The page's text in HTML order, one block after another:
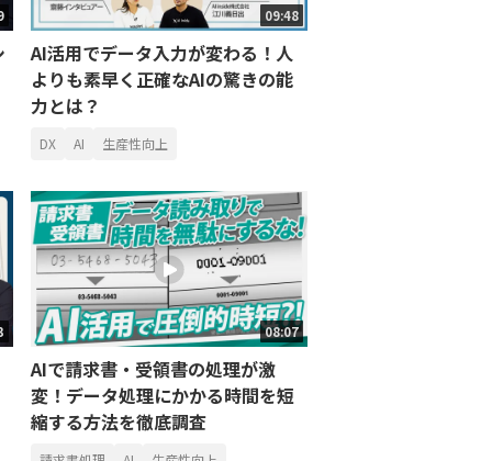
09:48
AI活用でデータ入力が変わる！人
よりも素早く正確なAIの驚きの能
力とは？
DX AI 生産性向上
08:07
AIで請求書・受領書の処理が激
変！データ処理にかかる時間を短
縮する方法を徹底調査